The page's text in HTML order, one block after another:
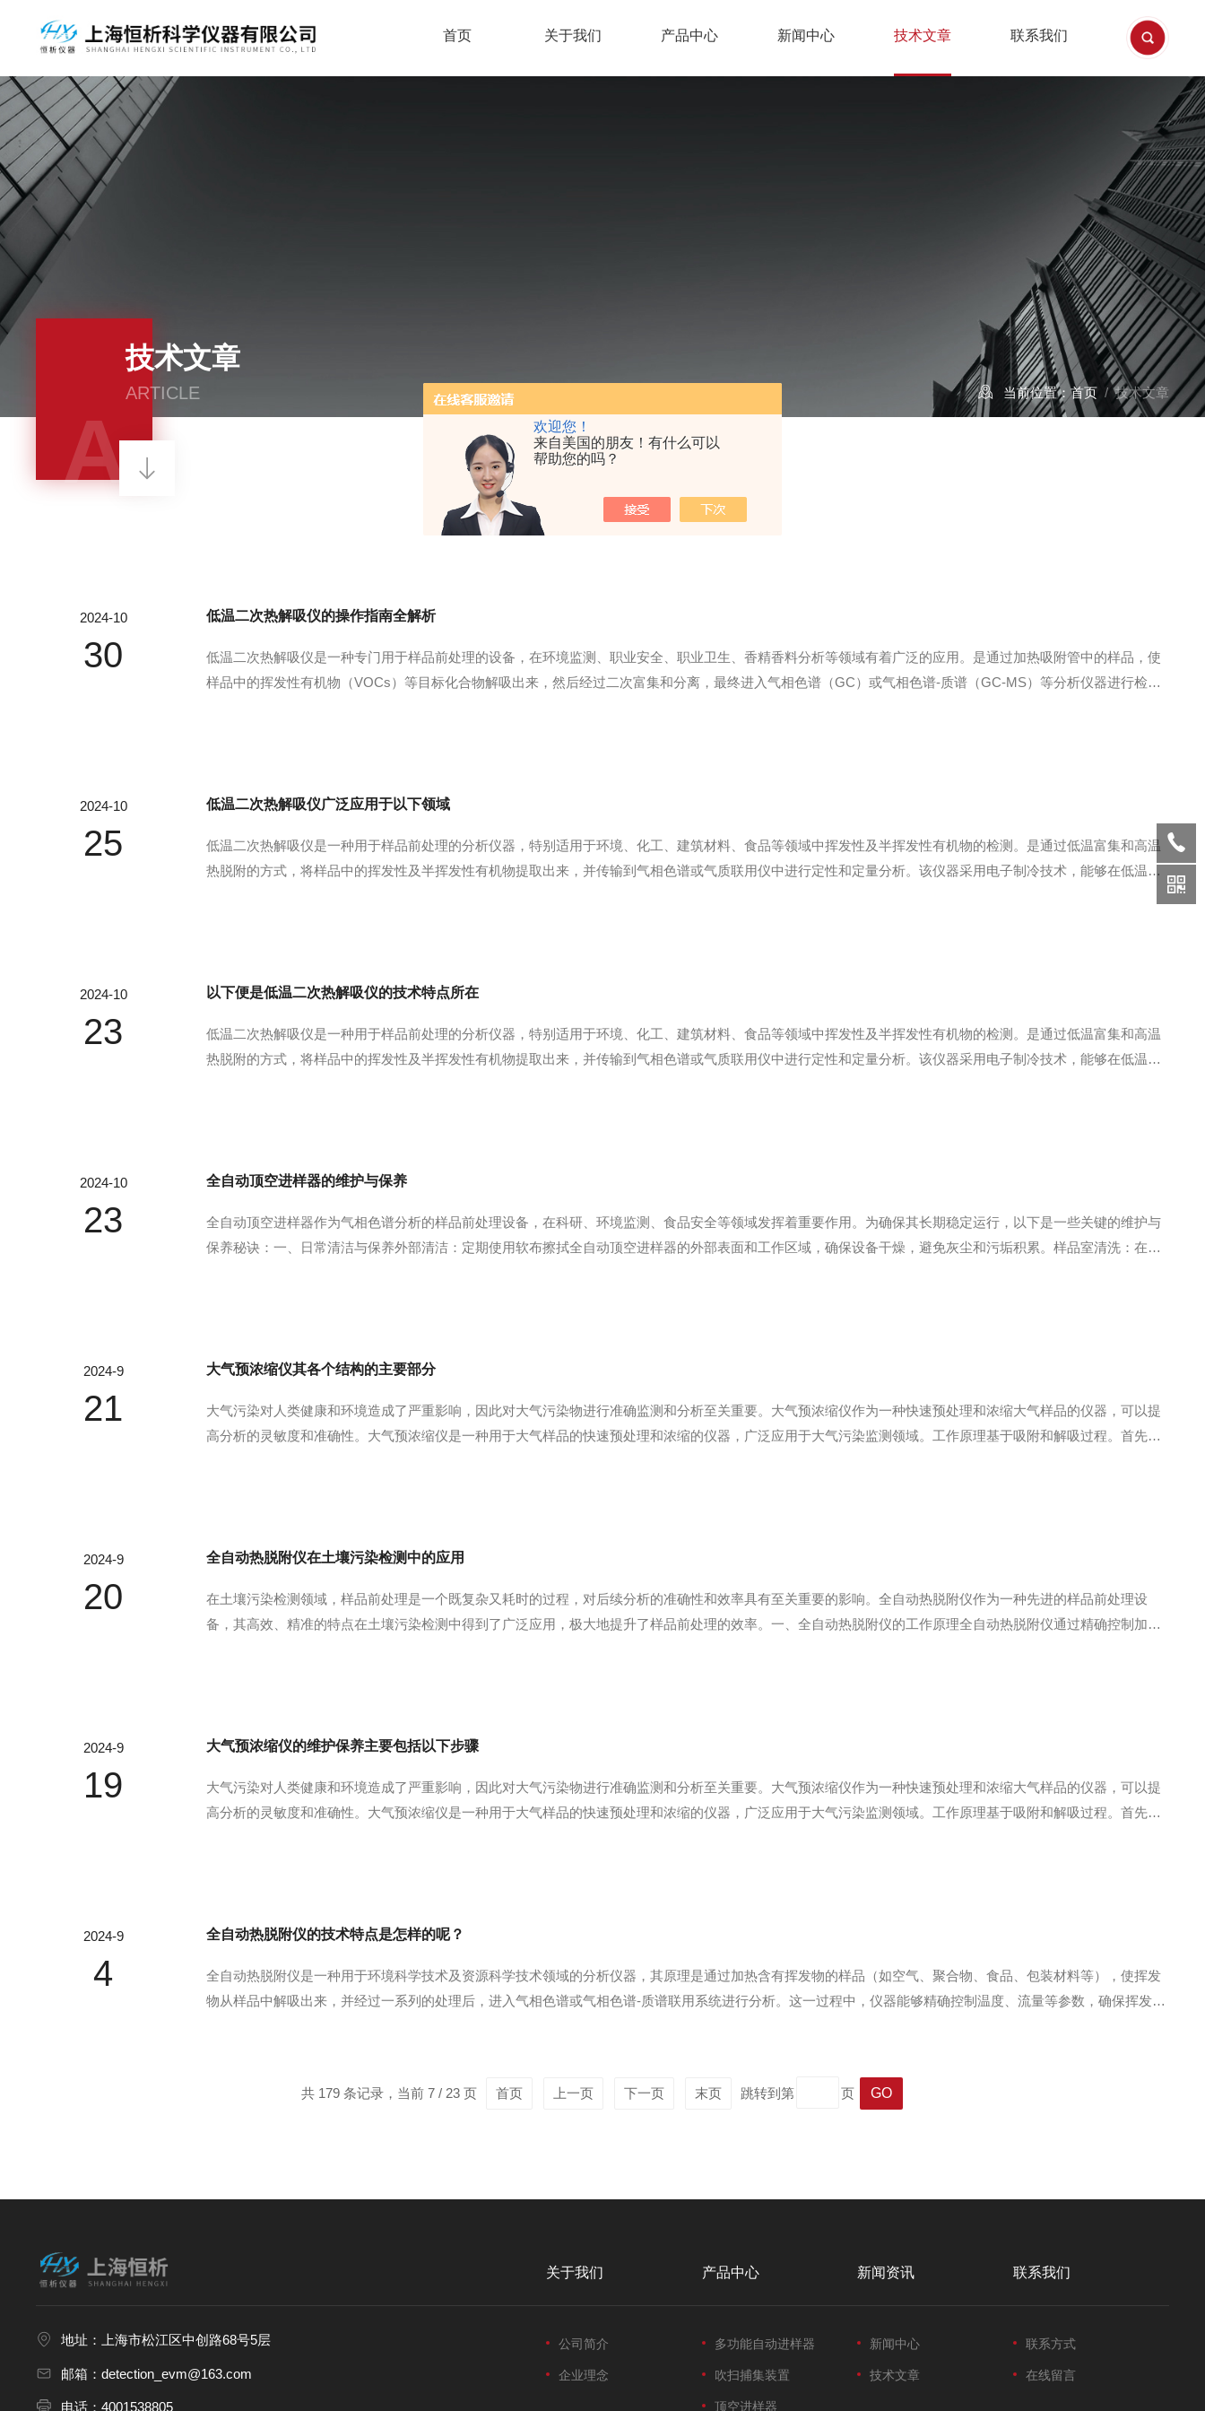
欢迎您！
来自美国的朋友！有什么可以
帮助您的吗？
首页 关于我们 产品中心 新闻中心 技术文章 联系我们
技术文章
ARTICLE
A
当前位置：首页/ 技术文章
2024-10
30
低温二次热解吸仪的操作指南全解析
低温二次热解吸仪是一种专门用于样品前处理的设备，在环境监测、职业安全、职业卫生、香精香料分析等领域有着广泛的应用。是通过加热吸附管中的样品，使
样品中的挥发性有机物（VOCs）等目标化合物解吸出来，然后经过二次富集和分离，最终进入气相色谱（GC）或气相色谱-质谱（GC-MS）等分析仪器进行检
2024-10
25
低温二次热解吸仪广泛应用于以下领域
低温二次热解吸仪是一种用于样品前处理的分析仪器，特别适用于环境、化工、建筑材料、食品等领域中挥发性及半挥发性有机物的检测。是通过低温富集和高温
热脱附的方式，将样品中的挥发性及半挥发性有机物提取出来，并传输到气相色谱或气质联用仪中进行定性和定量分析。该仪器采用电子制冷技术，能够在低温下
对样品进行富集，然后通过快速升温实现热脱附，从而得到窄的色谱峰形，提高检测的灵敏度和准确性。低温二次热解吸仪广泛应用于以下领域：1、环境保护与监
2024-10
23
以下便是低温二次热解吸仪的技术特点所在
低温二次热解吸仪是一种用于样品前处理的分析仪器，特别适用于环境、化工、建筑材料、食品等领域中挥发性及半挥发性有机物的检测。是通过低温富集和高温
热脱附的方式，将样品中的挥发性及半挥发性有机物提取出来，并传输到气相色谱或气质联用仪中进行定性和定量分析。该仪器采用电子制冷技术，能够在低温下
2024-10
23
全自动顶空进样器的维护与保养
全自动顶空进样器作为气相色谱分析的样品前处理设备，在科研、环境监测、食品安全等领域发挥着重要作用。为确保其长期稳定运行，以下是一些关键的维护与
保养秘诀：一、日常清洁与保养外部清洁：定期使用软布擦拭全自动顶空进样器的外部表面和工作区域，确保设备干燥，避免灰尘和污垢积累。样品室清洗：在每
2024-9
21
大气预浓缩仪其各个结构的主要部分
大气污染对人类健康和环境造成了严重影响，因此对大气污染物进行准确监测和分析至关重要。大气预浓缩仪作为一种快速预处理和浓缩大气样品的仪器，可以提
高分析的灵敏度和准确性。大气预浓缩仪是一种用于大气样品的快速预处理和浓缩的仪器，广泛应用于大气污染监测领域。工作原理基于吸附和解吸过程。首先，
2024-9
20
全自动热脱附仪在土壤污染检测中的应用
在土壤污染检测领域，样品前处理是一个既复杂又耗时的过程，对后续分析的准确性和效率具有至关重要的影响。全自动热脱附仪作为一种先进的样品前处理设
备，其高效、精准的特点在土壤污染检测中得到了广泛应用，极大地提升了样品前处理的效率。一、全自动热脱附仪的工作原理全自动热脱附仪通过精确控制加热
2024-9
19
大气预浓缩仪的维护保养主要包括以下步骤
大气污染对人类健康和环境造成了严重影响，因此对大气污染物进行准确监测和分析至关重要。大气预浓缩仪作为一种快速预处理和浓缩大气样品的仪器，可以提
高分析的灵敏度和准确性。大气预浓缩仪是一种用于大气样品的快速预处理和浓缩的仪器，广泛应用于大气污染监测领域。工作原理基于吸附和解吸过程。首先，
2024-9
4
全自动热脱附仪的技术特点是怎样的呢？
全自动热脱附仪是一种用于环境科学技术及资源科学技术领域的分析仪器，其原理是通过加热含有挥发物的样品（如空气、聚合物、食品、包装材料等），使挥发
物从样品中解吸出来，并经过一系列的处理后，进入气相色谱或气相色谱-质谱联用系统进行分析。这一过程中，仪器能够精确控制温度、流量等参数，确保挥发物
共 179 条记录，当前 7 / 23 页 首页 上一页 下一页 末页 跳转到第 页
地址：上海市松江区中创路68号5层
邮箱：detection_evm@163.com
电话：4001538805
关于我们
公司简介
企业理念
产品中心
多功能自动进样器
吹扫捕集装置
顶空进样器
新闻资讯
新闻中心
技术文章
联系我们
联系方式
在线留言